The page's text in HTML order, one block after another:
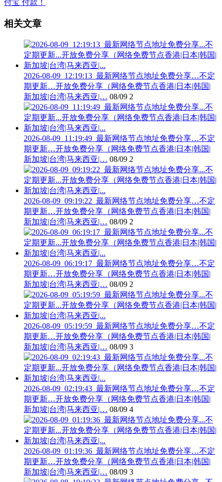
相关文章
2026-08-09_12:19:13_最新网络节点地址免费分享…不定
期更新…开放免费分享（网络免费节点香港|日本|韩国|
新加坡|台湾|马来西亚|… 08/09 2
2026-08-09_11:19:49_最新网络节点地址免费分享…不定
期更新…开放免费分享（网络免费节点香港|日本|韩国|
新加坡|台湾|马来西亚|… 08/09 2
2026-08-09_09:19:22_最新网络节点地址免费分享…不定
期更新…开放免费分享（网络免费节点香港|日本|韩国|
新加坡|台湾|马来西亚|… 08/09 2
2026-08-09_06:19:17_最新网络节点地址免费分享…不定
期更新…开放免费分享（网络免费节点香港|日本|韩国|
新加坡|台湾|马来西亚|… 08/09 2
2026-08-09_05:19:59_最新网络节点地址免费分享…不定
期更新…开放免费分享（网络免费节点香港|日本|韩国|
新加坡|台湾|马来西亚|… 08/09 3
2026-08-09_02:19:43_最新网络节点地址免费分享…不定
期更新…开放免费分享（网络免费节点香港|日本|韩国|
新加坡|台湾|马来西亚|… 08/09 4
2026-08-09_01:19:36_最新网络节点地址免费分享…不定
期更新…开放免费分享（网络免费节点香港|日本|韩国|
新加坡|台湾|马来西亚|… 08/09 3